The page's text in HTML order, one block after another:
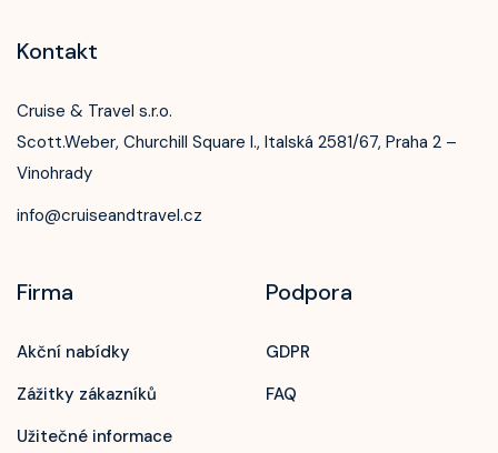
Kontakt
Cruise & Travel s.r.o.
Scott.Weber, Churchill Square I., Italská 2581/67, Praha 2 –
Vinohrady
info@cruiseandtravel.cz
Firma
Akční nabídky
Zážitky zákazníků
Užitečné informace
Podpora
GDPR
FAQ